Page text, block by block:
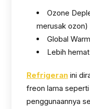
Ozone
merusak ozon)
Global
Lebih
Refrigeran ini
freon lama seperti
penggunaannya